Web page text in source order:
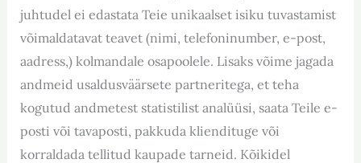
juhtudel ei edastata Teie unikaalset isiku tuvastamist
võimaldatavat teavet (nimi, telefoninumber, e-post,
aadress,) kolmandale osapoolele. Lisaks võime jagada
andmeid usaldusväärsete partneritega, et teha
kogutud andmetest statistilist analüüsi, saata Teile e-
posti või tavaposti, pakkuda kliendituge või
korraldada tellitud kaupade tarneid. Kõikidel